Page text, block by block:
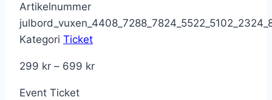
Artikelnummer
Kategori Ticket
299 kr – 699 krPrisintervall:
Event Ticket